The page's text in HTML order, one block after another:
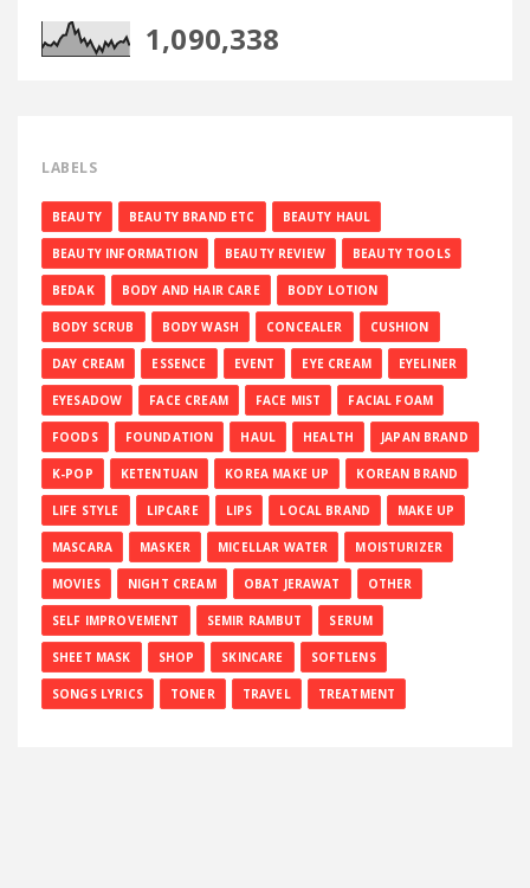
1,090,338
LABELS
BEAUTY BEAUTY BRAND ETC BEAUTY HAUL
BEAUTY INFORMATION BEAUTY REVIEW BEAUTY TOOLS
BEDAK BODY AND HAIR CARE BODY LOTION
BODY SCRUB BODY WASH CONCEALER CUSHION
DAY CREAM ESSENCE EVENT EYE CREAM EYELINER
EYESADOW FACE CREAM FACE MIST FACIAL FOAM
FOODS FOUNDATION HAUL HEALTH JAPAN BRAND
K-POP KETENTUAN KOREA MAKE UP KOREAN BRAND
LIFE STYLE LIPCARE LIPS LOCAL BRAND MAKE UP
MASCARA MASKER MICELLAR WATER MOISTURIZER
MOVIES NIGHT CREAM OBAT JERAWAT OTHER
SELF IMPROVEMENT SEMIR RAMBUT SERUM
SHEET MASK SHOP SKINCARE SOFTLENS
SONGS LYRICS TONER TRAVEL TREATMENT